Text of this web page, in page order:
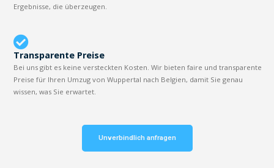
Ergebnisse, die überzeugen.
Transparente Preise
Bei uns gibt es keine versteckten Kosten. Wir bieten faire und transparente
Preise für Ihren Umzug von Wuppertal nach Belgien, damit Sie genau
wissen, was Sie erwartet.
Unverbindlich anfragen